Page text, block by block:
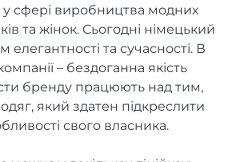
сфері виробництва модних
та жінок. Сьогодні німецький
та сучасності. В
– бездоганна якість
бренду працюють над тим,
який здатен підкреслити
свого власника.